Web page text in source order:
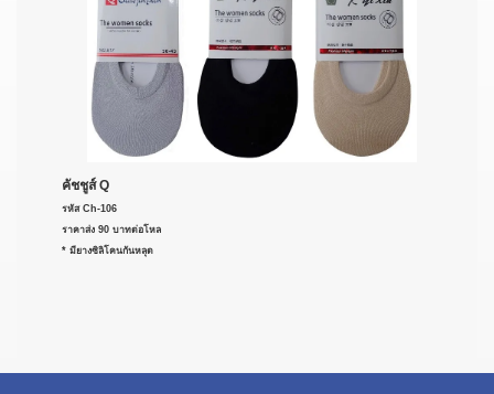
คัชชูส์ Q
รหัส Ch-106
ราคาส่ง 90 บาทต่อโหล
* มียางซิลิโคนกันหลุด